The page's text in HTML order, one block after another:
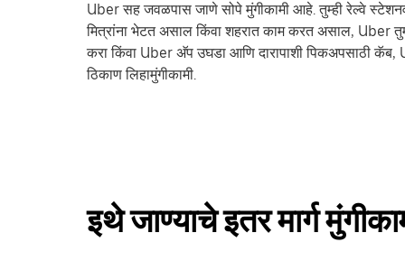
Uber सह जवळपास जाणे सोपे मुंगीकामी आहे. तुम्ही रेल्वे
मित्रांना भेटत असाल किंवा शहरात काम करत असाल, Uber
करा किंवा Uber अ‍ॅप उघडा आणि दारापाशी पिकअपसाठी
ठिकाण लिहामुंगीकामी.
इथे जाण्याचे इतर मार्ग